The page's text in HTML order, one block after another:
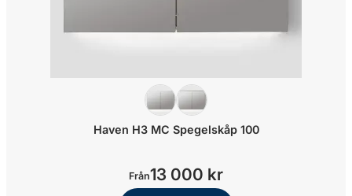
Haven H3 MC Spegelskåp 100
Från13 000 kr